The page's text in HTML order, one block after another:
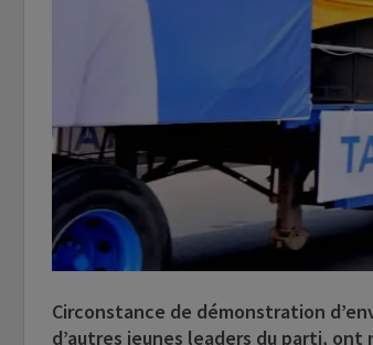
Circonstance de démonstration
d’autres jeunes leaders du parti, ont